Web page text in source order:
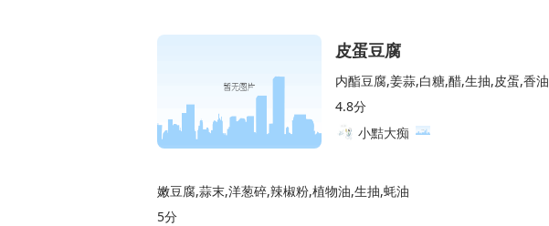
皮蛋豆腐
内酯豆腐,姜蒜,白糖,醋,生抽,皮蛋,香油
4.8分
小黠大痴
嫩豆腐,蒜末,洋葱碎,辣椒粉,植物油,生抽,蚝油
5分